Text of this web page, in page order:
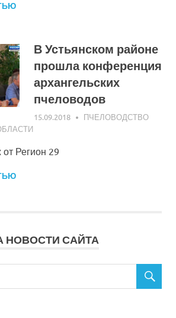
В Устьянском районе
прошла конференция
архангельских
пчеловодов
15.09.2018 АЛЕКСАНДР ГОРШКОВ
ПЧЕЛОВОДСТВО
Регион 29
НОВОСТИ САЙТА